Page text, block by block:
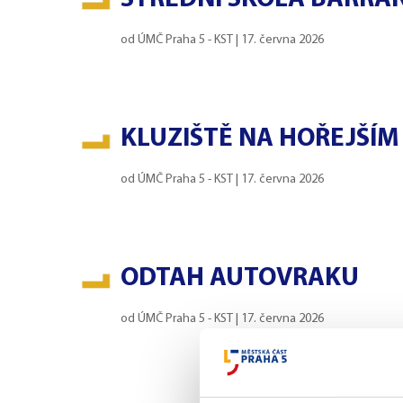
odÚMČ Praha 5 - KST 17. června 2026
KLUZIŠTĚ NA
odÚMČ Praha 5 - KST 17. června 2026
ODTAH AUTOVRAKU
odÚMČ Praha 5 - KST 17. června 2026